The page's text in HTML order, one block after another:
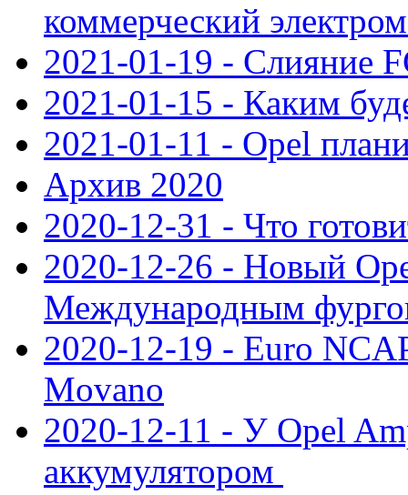
коммерческий
2021-01-19 - Слияние
2021-01-15 - Каким
2021-01-11 - Opel
Архив 2020
2020-12-31 - Что
2020-12-26 - Новый
Международным
2020-12-19 - Euro
Movano
2020-12-11 - У Opel
аккумулятором